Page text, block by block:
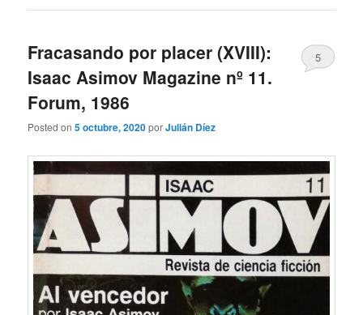
Fracasando por placer (XVIII):
Isaac Asimov Magazine nº 11.
Forum, 1986
Posted on5 octubre, 2020porJulián Díez
5